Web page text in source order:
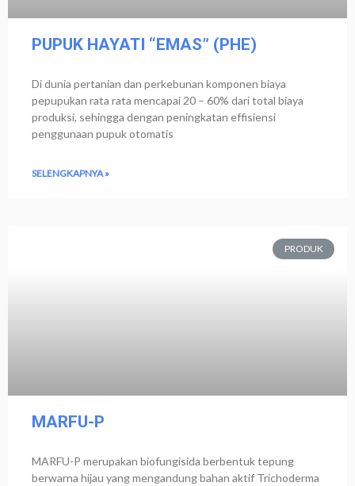
PUPUK HAYATI “EMAS” (PHE)
Di dunia pertanian dan perkebunan komponen biaya
pepupukan rata rata mencapai 20 – 60% dari total biaya
produksi, sehingga dengan peningkatan effisiensi
penggunaan pupuk otomatis
SELENGKAPNYA »
PRODUK
MARFU-P
MARFU-P merupakan biofungisida berbentuk tepung
berwarna hijau yang mengandung bahan aktif Trichoderma